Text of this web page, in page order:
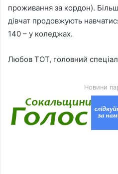
проживання за кордон).
дівчат продовжують
140 – у коледжах.
Любов ТОТ, головний
Новини